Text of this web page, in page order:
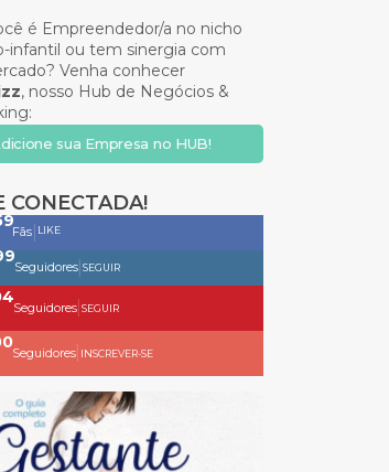
é Empreendedor/a no nicho
infantil ou tem sinergia com
Venha conhecer
, nosso Hub de Negócios &
sua Empresa no HUB!
CONECTADA!
Fãs LIKE
Seguidores| SEGUIR
Seguidores| SEGUIR
Seguidores| INSCREVER-SE